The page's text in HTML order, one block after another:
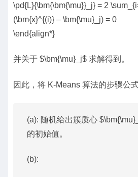
\pd{L}{\bm{\bm{\mu}}_j} = 2
(\bm{x}^{(i)} – \bm{\mu}_j) = 0
\end{align*}
并关于 $\bm{\mu}_j$ 求解得到。
因此，将 K-Means 算法的步骤公
(a): 随机给出簇质心
的初始值。
(b):